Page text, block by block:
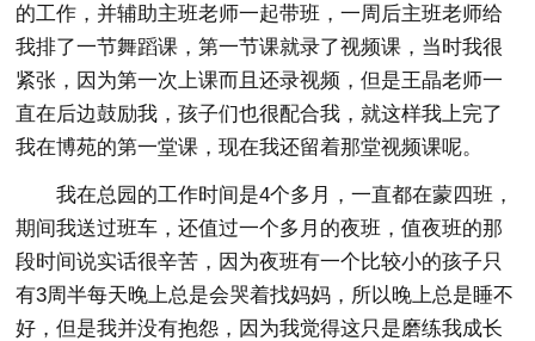
的工作，并辅助主班老师一起带班，一周后主班老师给
我排了一节舞蹈课，第一节课就录了视频课，当时我很
紧张，因为第一次上课而且还录视频，但是王晶老师一
直在后边鼓励我，孩子们也很配合我，就这样我上完了
我在博苑的第一堂课，现在我还留着那堂视频课呢。
我在总园的工作时间是4个多月，一直都在蒙四班，
期间我送过班车，还值过一个多月的夜班，值夜班的那
段时间说实话很辛苦，因为夜班有一个比较小的孩子只
有3周半每天晚上总是会哭着找妈妈，所以晚上总是睡不
好，但是我并没有抱怨，因为我觉得这只是磨练我成长